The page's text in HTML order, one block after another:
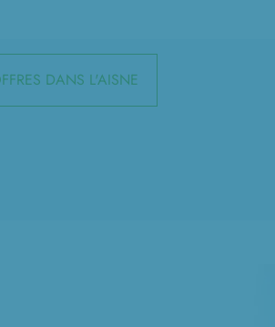
DANS L'AISNE